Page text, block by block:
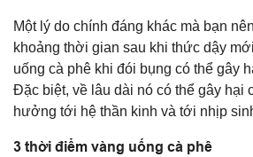
Một lý do chính đáng khác mà bạn
khoảng thời gian sau khi thức dậy
uống cà phê khi đói bụng có thể gây
Đặc biệt, về lâu dài nó có thể gây hại
hưởng tới hệ thần kinh và tới nhịp
3 thời điểm vàng uống cà phê